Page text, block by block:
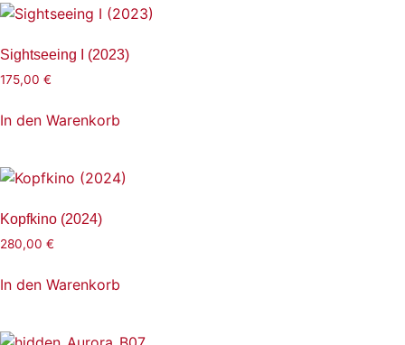
Sightseeing I (2023)
175,00 €
In den Warenkorb
Kopfkino (2024)
280,00 €
In den Warenkorb